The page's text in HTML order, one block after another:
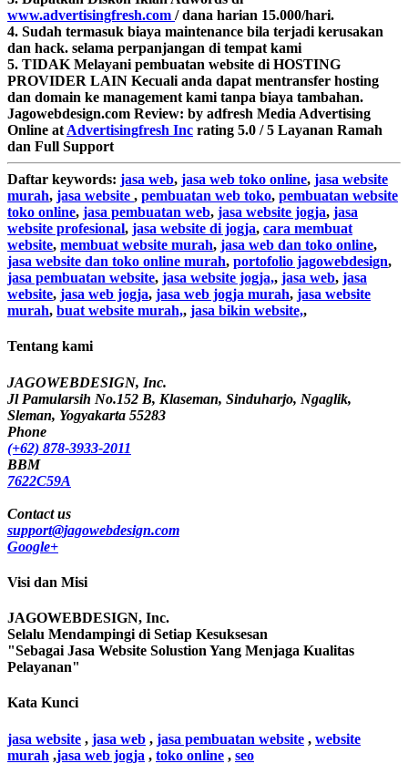
www.advertisingfresh.com / dana harian 15.000/hari.
4. Sudah termasuk biaya maintenance bila terjadi kerusakan
dan hack. selama perpanjangan di tempat kami
5. TIDAK Melayani pembuatan website di HOSTING
PROVIDER LAIN Kecuali anda dapat mentransfer hosting
dan domain ke management kami tanpa biaya tambahan.
Jagowebdesign.com Review: by adfresh Media Advertising
Online at Advertisingfresh Inc rating 5.0 /5 Layanan Ramah
dan Full Support
Daftar keywords: jasa web, jasa web toko online, jasa website
murah, jasa website , pembuatan web toko, pembuatan website
toko online, jasa pembuatan web, jasa website jogja, jasa
website profesional, jasa website di jogja, cara membuat
website, membuat website murah, jasa web dan toko online,
jasa website dan toko online murah, portofolio jagowebdesign,
jasa pembuatan website, jasa website jogja,, jasa web, jasa
website, jasa web jogja, jasa web jogja murah, jasa website
murah, buat website murah,, jasa bikin website,,
Tentang kami
JAGOWEBDESIGN, Inc.
Jl Pamularsih No.152 B, Klaseman, Sinduharjo, Ngaglik,
Sleman, Yogyakarta 55283
Phone
(+62) 878-3933-2011
BBM
7622C59A
Contact us
support@jagowebdesign.com
Google+
Visi dan Misi
JAGOWEBDESIGN, Inc.
Selalu Mendampingi di Setiap Kesuksesan
"Sebagai Jasa Website Solustion Yang Menjaga Kualitas
Pelayanan"
Kata Kunci
jasa website , jasa web , jasa pembuatan website , website
murah ,jasa web jogja , toko online , seo